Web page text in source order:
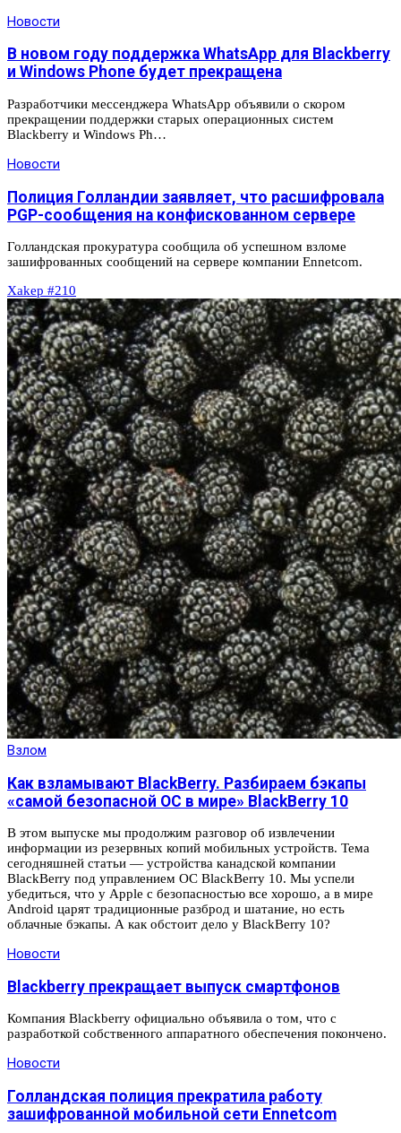
Новости
В новом году поддержка WhatsApp для Blackberry
и Windows Phone будет прекращена
Разработчики мессенджера WhatsApp объявили о скором
прекращении поддержки старых операционных систем
Blackberry и Windows Ph…
Новости
Полиция Голландии заявляет, что расшифровала
PGP-сообщения на конфискованном сервере
Голландская прокуратура сообщила об успешном взломе
зашифрованных сообщений на сервере компании Ennetcom.
Xakep #210
Взлом
Как взламывают BlackBerry. Разбираем бэкапы
«самой безопасной ОС в мире» BlackBerry 10
В этом выпуске мы продолжим разговор об извлечении
информации из резервных копий мобильных устройств. Тема
сегодняшней статьи — устройства канадской компании
BlackBerry под управлением ОС BlackBerry 10. Мы успели
убедиться, что у Apple с безопасностью все хорошо, а в мире
Android царят традиционные разброд и шатание, но есть
облачные бэкапы. А как обстоит дело у BlackBerry 10?
Новости
Blackberry прекращает выпуск смартфонов
Компания Blackberry официально объявила о том, что с
разработкой собственного аппаратного обеспечения покончено.
Новости
Голландская полиция прекратила работу
зашифрованной мобильной сети Ennetcom